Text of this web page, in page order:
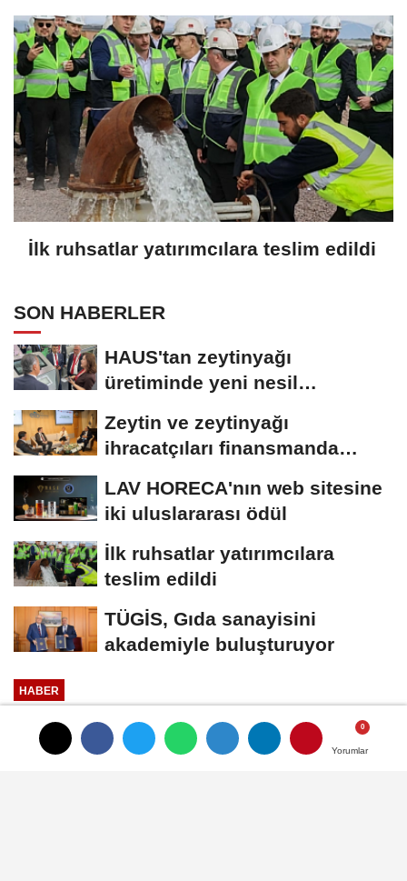
Yorumlar
İlk ruhsatlar yatırımcılara teslim edildi
SON HABERLER
HAUS'tan zeytinyağı
üretiminde yeni nesil
Zeytin ve zeytinyağı
ihracatçıları finansmanda
LAV HORECA'nın web sitesine
iki uluslararası ödül
İlk ruhsatlar yatırımcılara
teslim edildi
TÜGİS, Gıda sanayisini
akademiyle buluşturuyor
HABER
Ferrero Fındık,Sırbistan ve
Yorumlar